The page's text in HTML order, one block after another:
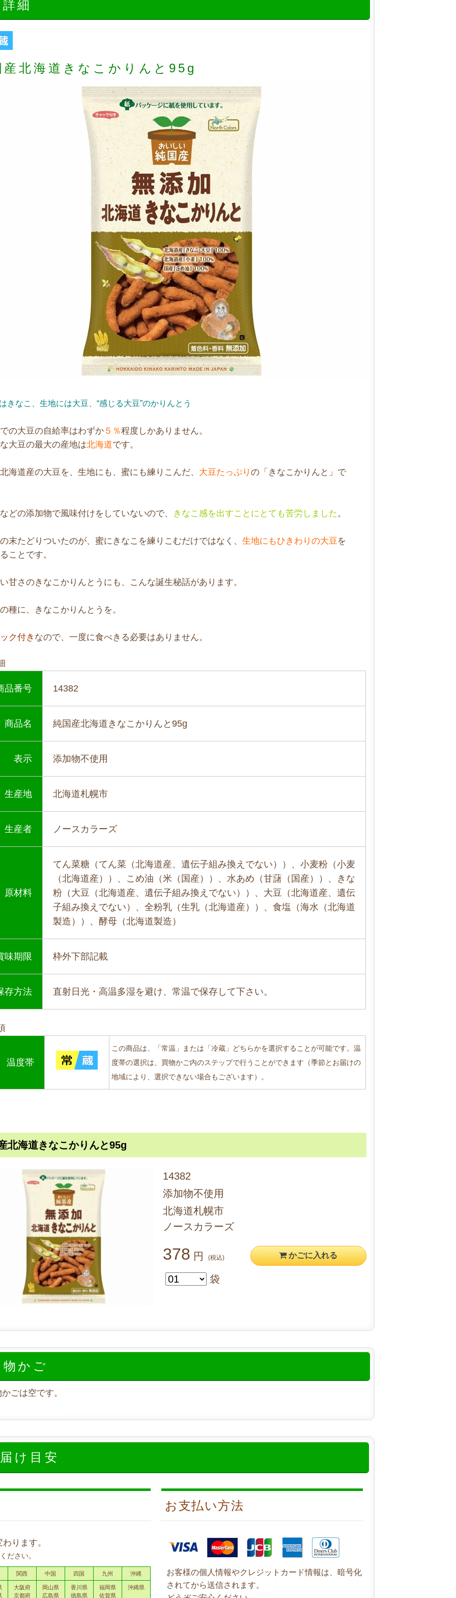
細
産北海道きなこかりんと95g
きなこ、生地には大豆、“感じる大豆”のかりんとう
の大豆の自給率はわずか ５％程度しかありません。
大豆の最大の産地は北海道です。
海道産の大豆を、生地にも、蜜にも練りこんだ、 大豆たっぷりの「きなこかりんと」で
どの添加物で風味付けをしていないので、 きなこ感を出すことにとても苦労しました。
末たどりついたのが、蜜にきなこを練りこむだけではなく、生地にもひきわりの大豆を
ことです。
甘さのきなこかりんとうにも、こんな誕生秘話があります。
種に、きなこかりんとうを。
ク付き なので、一度に食べきる必要はありません。
品番号 14382
商品名 純国産北海道きなこかりんと95g
表示 添加物不使用
生産地 北海道札幌市
生産者 ノースカラーズ
原材料
てん菜糖（てん菜（北海道産、遺伝子組み換えでない））、小麦粉（小麦
（北海道産））、こめ油（米（国産））、水あめ（甘藷（国産））、きな
粉（大豆（北海道産、遺伝子組み換えでない））、大豆（北海道産、遺伝
子組み換えでない）、全粉乳（生乳（北海道産））、食塩（海水（北海道
製造））、酵母（北海道製造）
味期限 枠外下部記載
存方法 直射日光・高温多湿を避け、常温で保存して下さい。
温度帯
この商品は、「常温」または「冷蔵」どちらかを選択することが可能です。温
度帯の選択は、買物かご内のステップで行うことができます（季節とお届けの
地域により、選択できない場合もございます）。
北海道きなこかりんと95g
14382
添加物不使用
北海道札幌市
ノースカラーズ
378 円 (税込) かごに入れる
袋
かご
ごは空です。
け目安
ります。
ださい。
関西 中国 四国 九州 沖縄
大阪府
京都府
岡山県
広島県
香川県
徳島県
福岡県
佐賀県
沖縄県
お支払い方法
お客様の個人情報やクレジットカード情報は、暗号化
されてから送信されます。